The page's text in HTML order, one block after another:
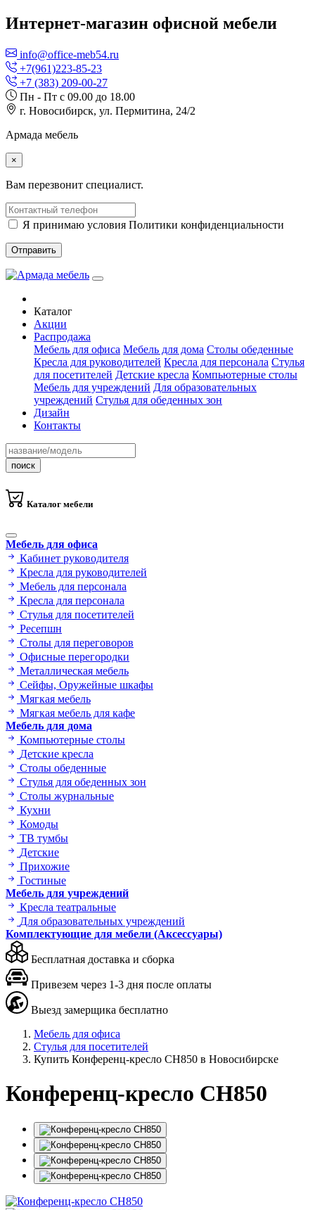
Интернет-магазин офисной мебели
info@office-meb54.ru
+7(961)223-85-23
+7 (383) 209-00-27
Пн - Пт с 09.00 до 18.00
г. Новосибирск, ул. Пермитина, 24/2
Армада мебель
×
Вам перезвонит специалист.
Я принимаю условия Политики конфиденциальности
Отправить
Каталог
Акции
Распродажа
Мебель для офиса Мебель для дома Столы обеденные
Кресла для руководителей Кресла для персонала Стулья
для посетителей Детские кресла Компьютерные столы
Мебель для учреждений Для образовательных
учреждений Стулья для обеденных зон
Дизайн
Контакты
поиск
Каталог мебели
Мебель для офиса
Кабинет руководителя
Кресла для руководителей
Мебель для персонала
Кресла для персонала
Стулья для посетителей
Ресепшн
Столы для переговоров
Офисные перегородки
Металлическая мебель
Сейфы, Оружейные шкафы
Мягкая мебель
Мягкая мебель для кафе
Мебель для дома
Компьютерные столы
Детские кресла
Столы обеденные
Стулья для обеденных зон
Столы журнальные
Кухни
Комоды
ТВ тумбы
Детские
Прихожие
Гостиные
Мебель для учреждений
Кресла театральные
Для образовательных учреждений
Комплектующие для мебели (Аксессуары)
Бесплатная доставка и сборка
Привезем через 1-3 дня после оплаты
Выезд замерщика бесплатно
Мебель для офиса
Стулья для посетителей
Купить Конференц-кресло СН850 в Новосибирске
Конференц-кресло СН850